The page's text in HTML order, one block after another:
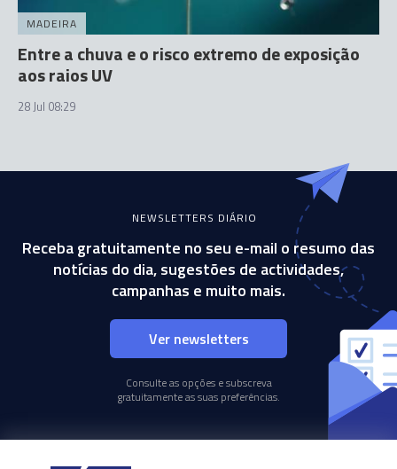
MADEIRA
Entre a chuva e o risco extremo de exposição
aos raios UV
28 Jul 08:29
NEWSLETTERS DIÁRIO
Receba gratuitamente no seu e-mail o resumo das
notícias do dia, sugestões de actividades,
campanhas e muito mais.
Ver newsletters
Consulte as opções e subscreva
gratuitamente as suas preferências.